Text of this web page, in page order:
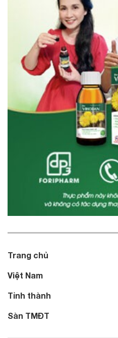
Trang chủ
Việt Nam
Tỉnh thành
Sàn TMĐT